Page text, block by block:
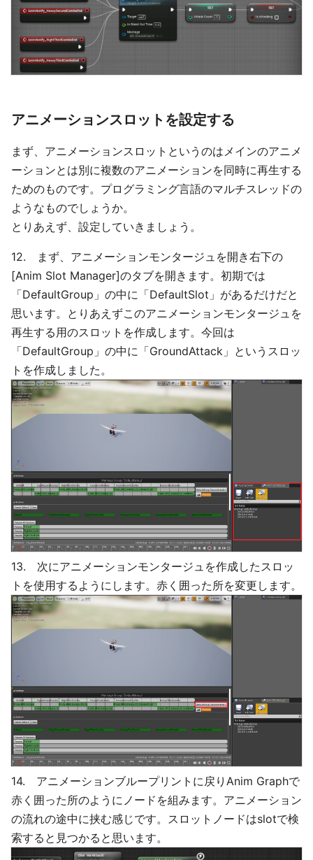
アニメーションスロットを設定する
まず、アニメーションスロットというのはメインのアニメ
ーションとは別に複数のアニメーションを同時に再生する
ためのものです。プログラミング言語のマルチスレッドの
ようなものでしょうか。
とりあえず、設定していきましょう。
12. まず、アニメーションモンタージュを開き右下の
[Anim Slot Manager]のタブを開きます。初期では
「DefaultGroup」の中に「DefaultSlot」があるだけだと
思います。とりあえずこのアニメーションモンタージュを
再生する用のスロットを作成します。今回は
「DefaultGroup」の中に「GroundAttack」というスロッ
トを作成しました。
13. 次にアニメーションモンタージュを作成したスロッ
トを使用するようにします。赤く囲った所を変更します。
14. アニメーションブループリントに戻りAnim Graphで
赤く囲った所のようにノードを組みます。アニメーション
の流れの途中に挟む感じです。スロットノードはslotで検
索すると見つかると思います。